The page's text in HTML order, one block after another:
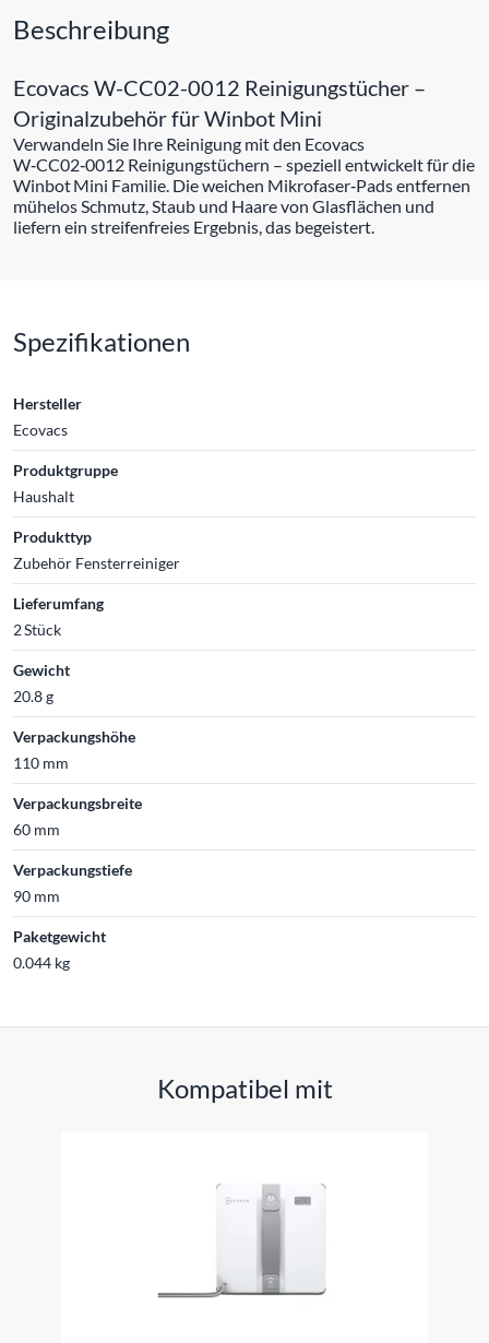
Beschreibung
Ecovacs W-CC02-0012 Reinigungstücher –
Originalzubehör für Winbot Mini
Verwandeln Sie Ihre Reinigung mit den Ecovacs
W‑CC02‑0012 Reinigungstüchern – speziell entwickelt für die
Winbot Mini Familie. Die weichen Mikrofaser‑Pads entfernen
mühelos Schmutz, Staub und Haare von Glasflächen und
liefern ein streifenfreies Ergebnis, das begeistert.
Spezifikationen
Hersteller
Ecovacs
Produktgruppe
Haushalt
Produkttyp
Zubehör Fensterreiniger
Lieferumfang
2 Stück
Gewicht
20.8 g
Verpackungshöhe
110 mm
Verpackungsbreite
60 mm
Verpackungstiefe
90 mm
Paketgewicht
0.044 kg
Kompatibel mit